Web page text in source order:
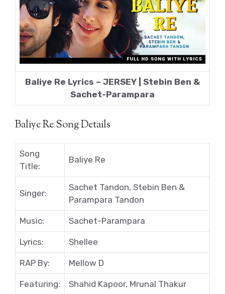
Baliye Re Lyrics – JERSEY | Stebin Ben &
Sachet-Parampara
Baliye Re Song Details
Song
Title:
Baliye Re
Singer:
Sachet Tandon, Stebin Ben &
Parampara Tandon
Music: Sachet-Parampara
Lyrics: Shellee
RAP By: Mellow D
Featuring: Shahid Kapoor, Mrunal Thakur